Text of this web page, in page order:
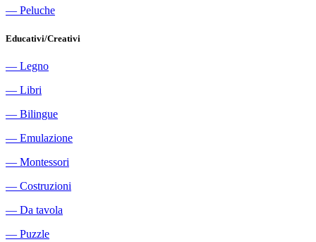
― Peluche
Educativi/Creativi
― Legno
― Libri
― Bilingue
― Emulazione
― Montessori
― Costruzioni
― Da tavola
― Puzzle